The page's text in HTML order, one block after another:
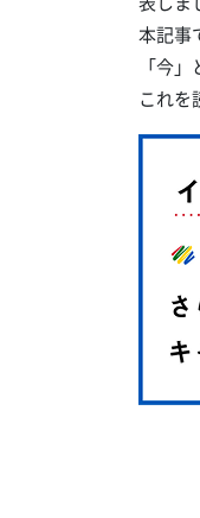
本記事
「今
これを